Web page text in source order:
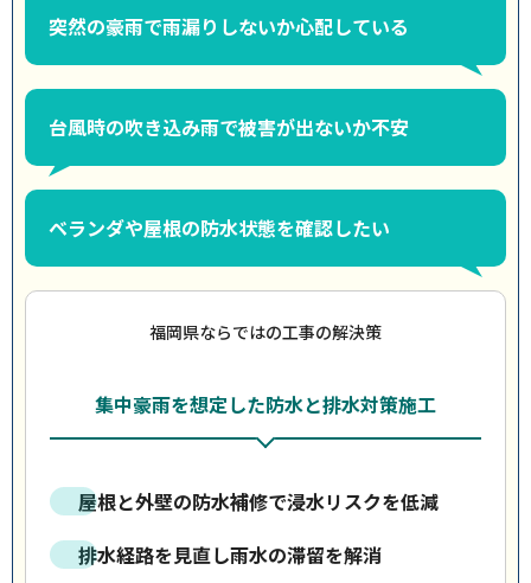
突然の豪雨で雨漏りしないか心配している
台風時の吹き込み雨で被害が出ないか不安
ベランダや屋根の防水状態を確認したい
福岡県ならではの工事の解決策
集中豪雨を想定した防水と排水対策施工
屋根と外壁の防水補修で浸水リスクを低減
排水経路を見直し雨水の滞留を解消